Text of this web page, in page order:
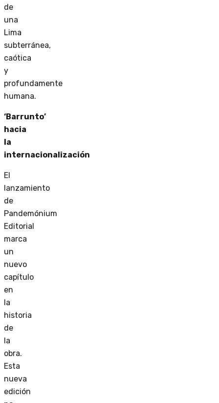
de
una
Lima
subterránea,
caótica
y
profundamente
humana.
‘Barrunto’
hacia
la
internacionalización
El
lanzamiento
de
Pandemónium
Editorial
marca
un
nuevo
capítulo
en
la
historia
de
la
obra.
Esta
nueva
edición